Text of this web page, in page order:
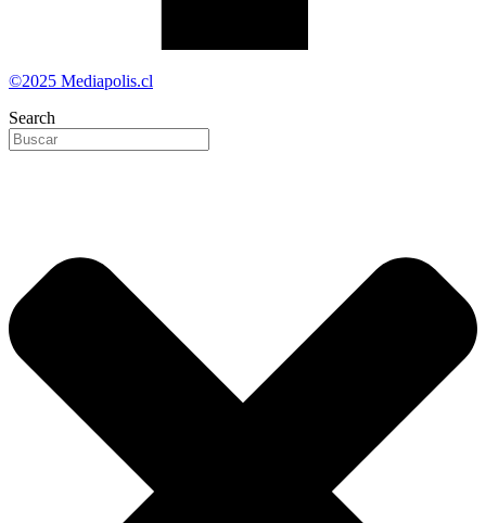
©2025 Mediapolis.cl
Search